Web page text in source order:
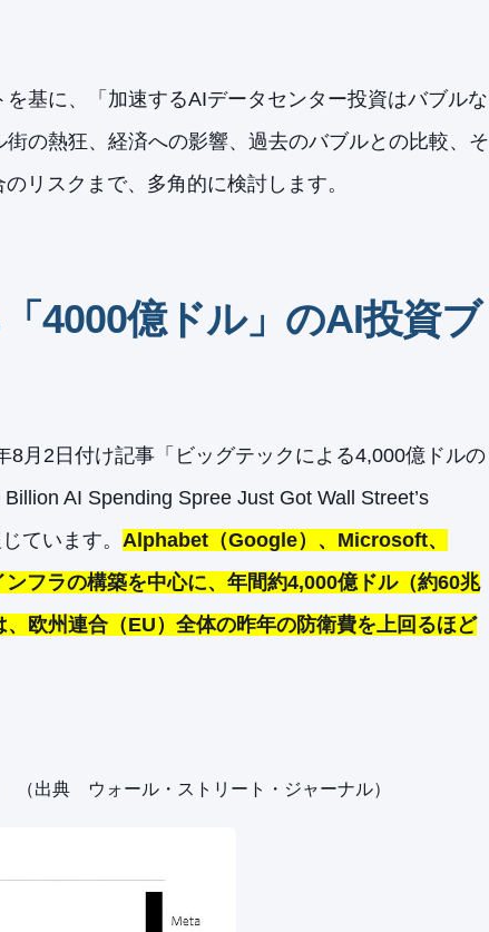
基に、「加速するAIデータセンター投資はバブルな
の熱狂、経済への影響、過去のバブルとの比較、そ
リスクまで、多角的に検討します。
4000億ドル」のAI投資ブ
月2日付け記事「ビッグテックによる4,000億ドルの
AI Spending Spree Just Got Wall Street’s
ています。 Alphabet（Google）、Microsoft、
フラの構築を中心に、年間約4,000億ドル（約60兆
欧州連合（EU）全体の昨年の防衛費を上回るほど
（出典 ウォール・ストリート・ジャーナル）